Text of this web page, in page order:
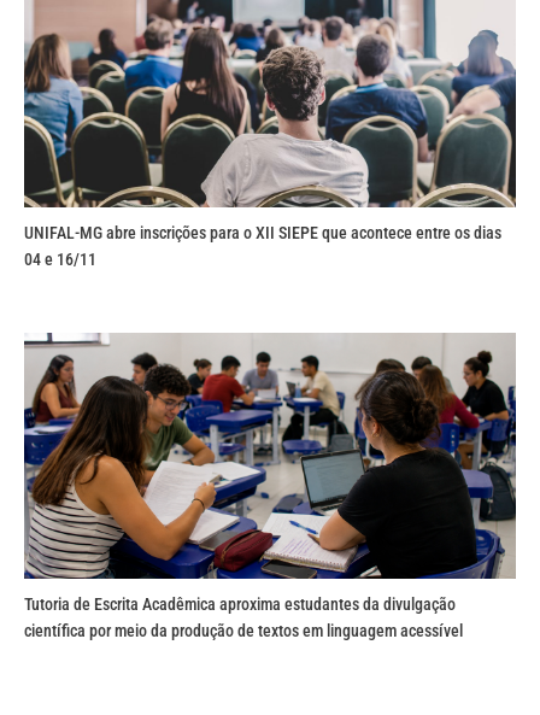
UNIFAL-MG abre inscrições para o XII SIEPE que acontece entre os dias
04 e 16/11
Tutoria de Escrita Acadêmica aproxima estudantes da divulgação
científica por meio da produção de textos em linguagem acessível